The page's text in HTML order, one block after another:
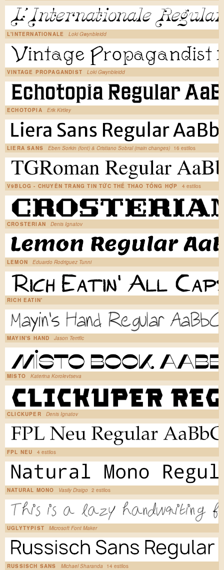
L'INTERNATIONALE Loki Gwynbleidd
VINTAGE PROPAGANDIST Loki Gwynbleidd
ECHOTOPIA Erik Kirtley
LIERA SANS Eben Sorkin (font) & Cristiano Sobral (main changes) 16 estilos
V9BLOG - CHUYÊN TRANG TIN TỨC THỂ THAO TỔNG HỢP 4 estilos
CROSTERIAN Denis Ignatov
LEMON Eduardo Rodriguez Tunni
RICH EATIN'
MAYIN'S HAND Jason Terrific
MISTO Katerina Korolevtseva
CLICKUPER Denis Ignatov
FPL NEU 4 estilos
NATURAL MONO Vasily Draigo 2 estilos
UGLYTYPIST Microsoft Font Maker
RUSSISCH SANS Michael Sharanda 14 estilos